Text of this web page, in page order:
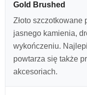
Gold Brushed
Złoto szczotkowane
jasnego kamienia,
wykończeniu.
powtarza się także
akcesoriach.